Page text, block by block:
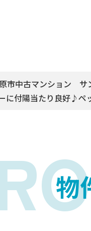
市中古マンション
に付陽当たり良好♪ペ
物